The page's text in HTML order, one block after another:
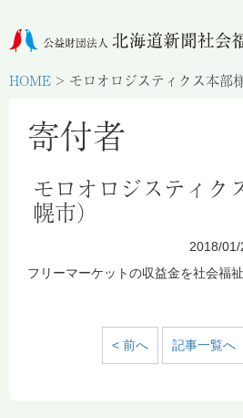
HOME > モロオロジスティクス本部
寄付者
モロオロジスティク
幌市）
2018/
フリーマーケットの収益金を社会福
< 前へ 記事一覧へ